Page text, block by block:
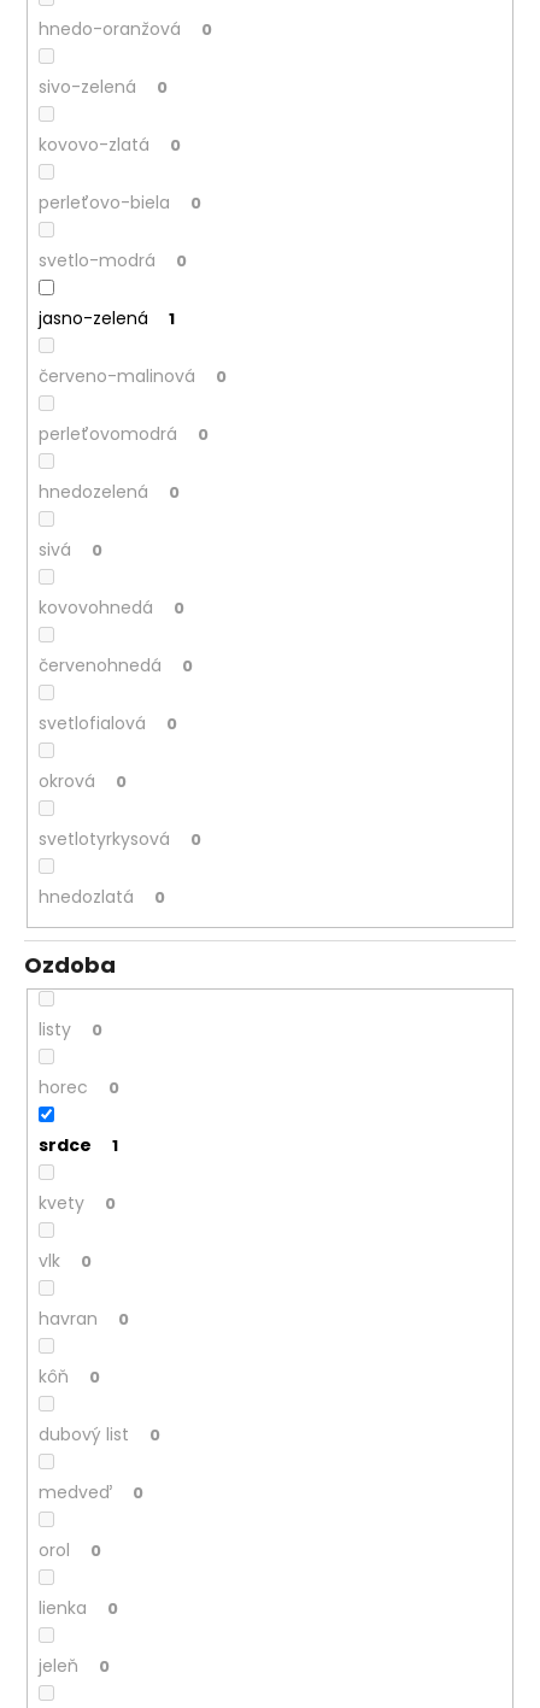
hnedo-oranžová 0
sivo-zelená 0
kovovo-zlatá 0
perleťovo-biela 0
svetlo-modrá 0
jasno-zelená 1
červeno-malinová 0
perleťovomodrá 0
hnedozelená 0
sivá 0
kovovohnedá 0
červenohnedá 0
svetlofialová 0
okrová 0
svetlotyrkysová 0
hnedozlatá 0
Ozdoba
listy 0
horec 0
srdce 1
kvety 0
vlk 0
havran 0
kôň 0
dubový list 0
medveď 0
orol 0
lienka 0
jeleň 0